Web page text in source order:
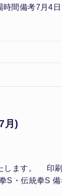
間備考7月4
月)
します。 印
・伝統拳S